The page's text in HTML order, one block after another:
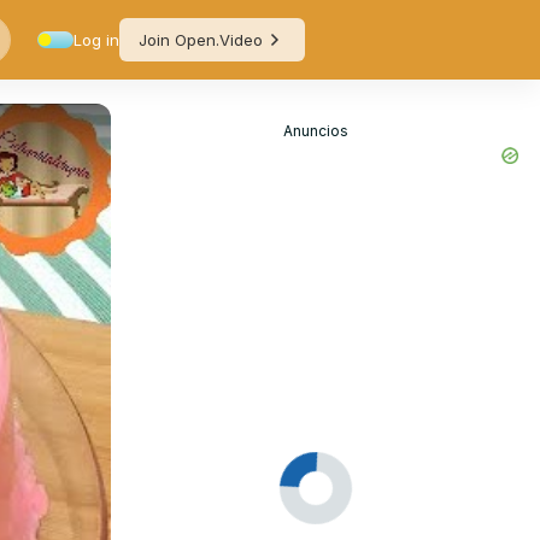
Log in Join Open.Video
Anuncios